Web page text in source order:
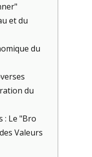
et du
du
du
: Le "Bro
Valeurs